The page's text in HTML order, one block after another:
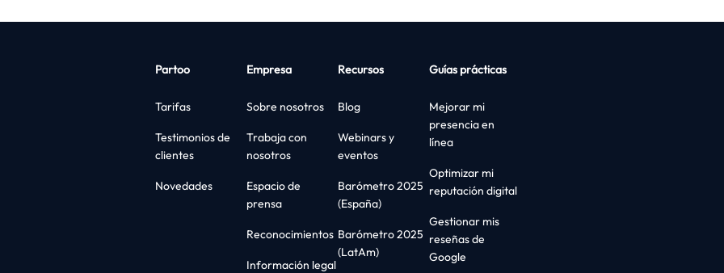
Partoo
Tarifas
Testimonios de
clientes
Novedades
Empresa
Sobre nosotros
Trabaja con
nosotros
Espacio de
prensa
Reconocimientos
Información legal
Recursos
Blog
Webinars y
eventos
Barómetro 2025
(España)
Barómetro 2025
(LatAm)
Guías prácticas
Mejorar mi
presencia en
línea
Optimizar mi
reputación digital
Gestionar mis
reseñas de
Google